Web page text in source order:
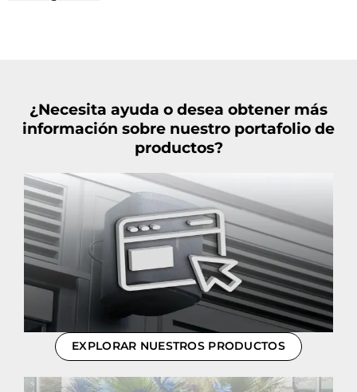
¿Necesita ayuda o desea obtener más
información sobre nuestro portafolio de
productos?
EXPLORAR NUESTROS PRODUCTOS